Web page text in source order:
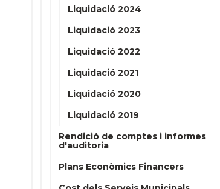
Liquidació 2024
Liquidació 2023
Liquidació 2022
Liquidació 2021
Liquidació 2020
Liquidació 2019
Rendició de comptes i informes
d'auditoria
Plans Econòmics Financers